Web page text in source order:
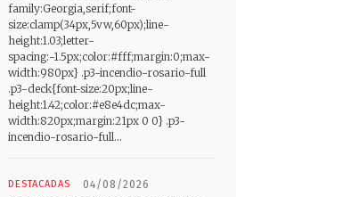
family:Georgia,serif;font-
size:clamp(34px,5vw,60px);line-
height:1.03;letter-
spacing:-1.5px;color:#fff;margin:0;max-
width:980px} .p3-incendio-rosario-full
.p3-deck{font-size:20px;line-
height:1.42;color:#e8e4dc;max-
width:820px;margin:21px 0 0} .p3-
incendio-rosario-full...
DESTACADAS 04/08/2026